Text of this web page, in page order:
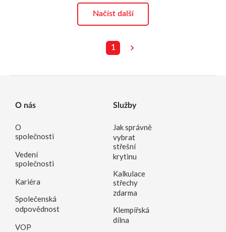
Načíst další
1
O nás
O
společnosti
Vedení
společnosti
Kariéra
Společenská
odpovědnost
VOP
Služby
Jak správně
vybrat
střešní
krytinu
Kalkulace
střechy
zdarma
Klempířská
dílna